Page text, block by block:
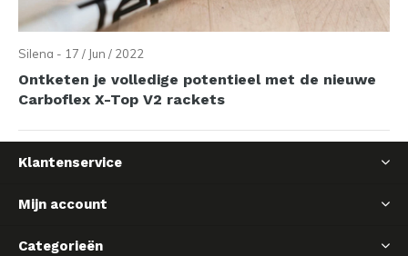
Silena - 17 / Jun / 2022
Ontketen je volledige potentieel met de nieuwe
Carboflex X-Top V2 rackets
Klantenservice
Mijn account
Categorieën